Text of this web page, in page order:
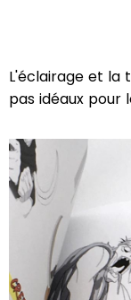
L'éclairage et la
pas idéaux pour